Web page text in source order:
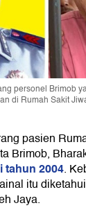
personel Brimob
di Rumah Sakit
pasien
Brimob,
tahun 2004.
itu
Jaya.